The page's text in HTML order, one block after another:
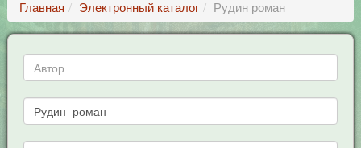
Главная Электронный каталог Рудин роман